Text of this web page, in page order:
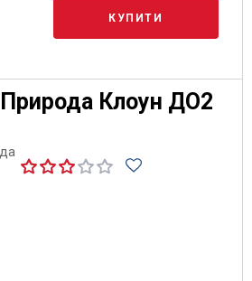
КУПИТИ
Природа Клоун ДО2